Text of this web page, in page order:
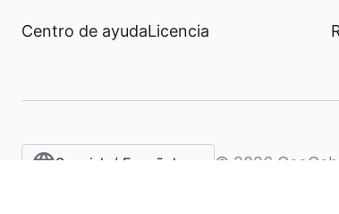
Centro de ayudaLicencia
Spanish / Español (internacional)
© 2026